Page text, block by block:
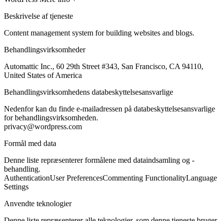
Beskrivelse af tjeneste
Content management system for building websites and blogs.
Behandlingsvirksomheder
Automattic Inc., 60 29th Street #343, San Francisco, CA 94110,
United States of America
Behandlingsvirksomhedens databeskyttelsesansvarlige
Nedenfor kan du finde e-mailadressen på databeskyttelsesansvarlige
for behandlingsvirksomheden.
privacy@wordpress.com
Formål med data
Denne liste repræsenterer formålene med dataindsamling og -
behandling.
AuthenticationUser PreferencesCommenting FunctionalityLanguage
Settings
Anvendte teknologier